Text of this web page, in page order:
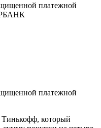
платежной
платежной
Тинькофф, который